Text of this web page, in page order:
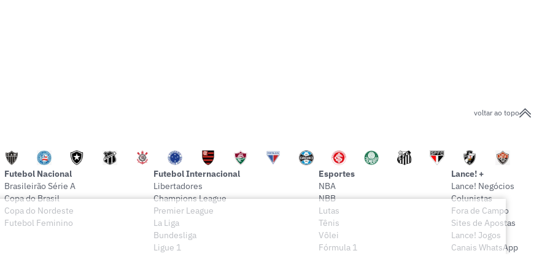
voltar ao topo
Futebol Nacional
Brasileirão Série A
Copa do Brasil
Copa do Nordeste
Futebol Feminino
Futebol Internacional
Libertadores
Champions League
Premier League
La Liga
Bundesliga
Ligue 1
Esportes
NBA
NBB
Lutas
Tênis
Vôlei
Fórmula 1
Lance! +
Lance! Negócios
Colunistas
Fora de Campo
Sites de Apostas
Lance! Jogos
Canais WhatsApp